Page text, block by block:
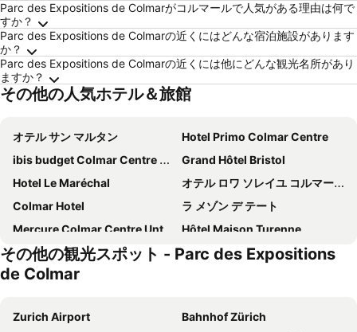
Parc des Expositions de Colmarがコルマールで人気がある理由は何で
すか？
Parc des Expositions de Colmarの近くにはどんな宿泊施設があります
か？
Parc des Expositions de Colmarの近くには他にどんな観光名所があり
ますか？
その他の人気ホテル＆旅館
オテル サン マルタン
Hotel Primo Colmar Centre
ibis budget Colmar Centre Ville
Grand Hôtel Bristol
Hotel Le Maréchal
オテル ロワ ソレイユ コルマール
Colmar Hotel
ラ メゾン デ テート
Mercure Colmar Centre Unterlinden
Hôtel Maison Turenne
The Originals City, Hôtel Colmar Gare
ibis Colmar Centre
PAUL & PIA - Welcome Home Hotel
Greet Hotel Colmar
コンフォート ホテル エクスポ コルマール
その他の観光スポット - Parc des Expositions
de Colmar
Zurich Airport
Bahnhof Zürich